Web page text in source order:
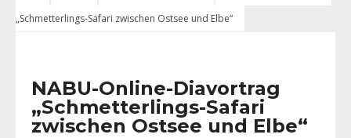
„Schmetterlings-Safari zwischen Ostsee und Elbe“
NABU-Online-Diavortrag
„Schmetterlings-Safari
zwischen Ostsee und Elbe“